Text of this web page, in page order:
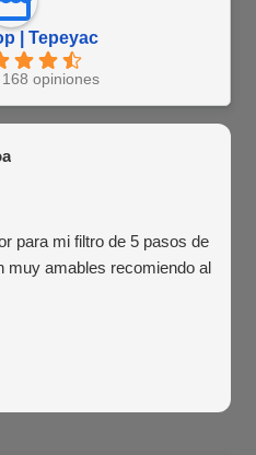
| Tepeyac
opiniones
para mi filtro de 5 pasos de
muy amables recomiendo al